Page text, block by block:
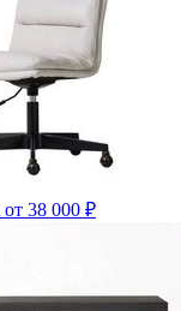
от 38 000 ₽